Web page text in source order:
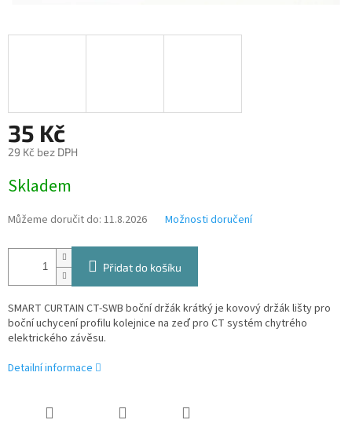
35 Kč
29 Kč bez DPH
cena:
Skladem
Můžeme doručit do: 11.8.2026 Možnosti doručení
Přidat do košíku
SMART CURTAIN CT-SWB boční držák krátký je kovový držák lišty pro
boční uchycení profilu kolejnice na zeď pro CT systém chytrého
elektrického závěsu.
Detailní informace